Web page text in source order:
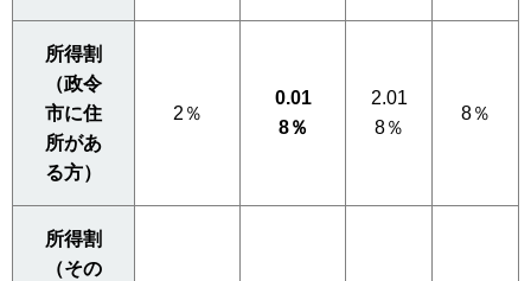
所得割
（政令
市に住
所があ
る方）
2％
0.01
8％
2.01
8％
8％
所得割
（その